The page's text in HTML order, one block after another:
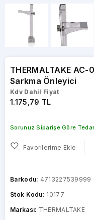
THERMALTAKE
Sarkma Önleyici
Kdv Dahil Fiyat
1.175,79 TL
Sorunuz Siparişe Göre
Favorilerime Ekle
Barkodu: 4713227539999
Stok Kodu: 10177
Markası: THERMALTAKE